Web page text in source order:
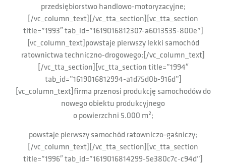
przedsiębiorstwo handlowo-motoryzacyjne;
[/vc_column_text][/vc_tta_section][vc_tta_section
title=”1993″ tab_id=”1619016812307-a6013535-800e”]
[vc_column_text]powstaje pierwszy lekki samochód
ratownictwa techniczno-drogowego;[/vc_column_text]
[/vc_tta_section][vc_tta_section title=”1994″
tab_id=”1619016812994-a1d75d0b-916d”]
[vc_column_text]firma przenosi produkcję samochodów do
nowego obiektu produkcyjnego
o powierzchni 5.000 m²;
powstaje pierwszy samochód ratowniczo-gaśniczy;
[/vc_column_text][/vc_tta_section][vc_tta_section
title=”1996″ tab_id=”1619016814299-5e380c7c-c94d”]